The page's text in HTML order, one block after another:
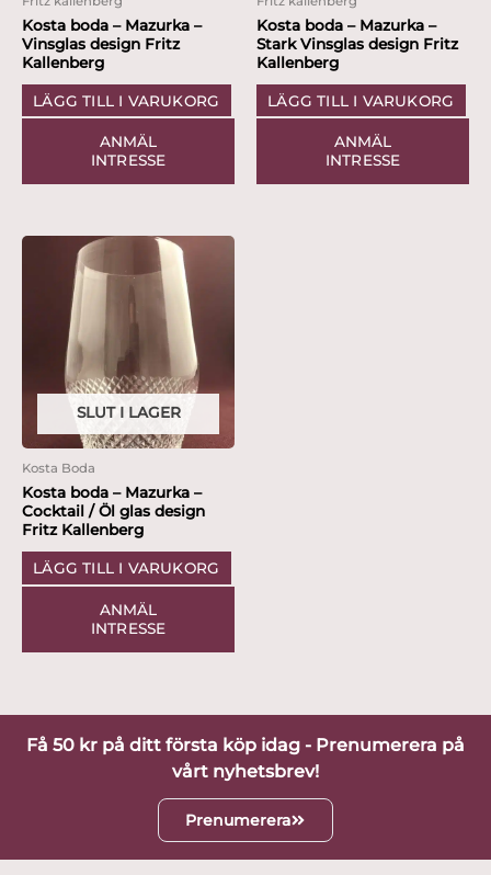
Kosta boda – Mazurka –
Vinsglas design Fritz
Kallenberg
LÄGG TILL I VARUKORG
ANMÄL
INTRESSE
Kosta boda – Mazurka –
Stark Vinsglas design Fritz
Kallenberg
LÄGG TILL I VARUKORG
ANMÄL
INTRESSE
SLUT I LAGER
Kosta Boda
Kosta boda – Mazurka –
Cocktail / Öl glas design
Fritz Kallenberg
LÄGG TILL I VARUKORG
ANMÄL
INTRESSE
Få 50 kr på ditt första köp idag - Prenumerera på
vårt nyhetsbrev!
Prenumerera